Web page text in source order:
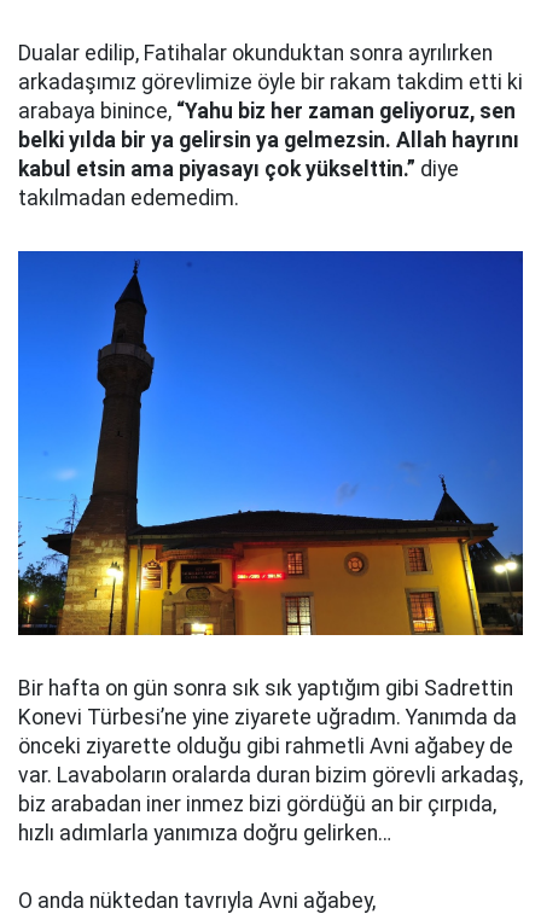
Dualar edilip, Fatihalar okunduktan sonra ayrılırken
arkadaşımız görevlimize öyle bir rakam takdim etti ki
arabaya binince, “Yahu biz her zaman geliyoruz, sen
belki yılda bir ya gelirsin ya gelmezsin. Allah hayrını
kabul etsin ama piyasayı çok yükselttin.” diye
takılmadan edemedim.
Bir hafta on gün sonra sık sık yaptığım gibi Sadrettin
Konevi Türbesi’ne yine ziyarete uğradım. Yanımda da
önceki ziyarette olduğu gibi rahmetli Avni ağabey de
var. Lavaboların oralarda duran bizim görevli arkadaş,
biz arabadan iner inmez bizi gördüğü an bir çırpıda,
hızlı adımlarla yanımıza doğru gelirken…
O anda nüktedan tavrıyla Avni ağabey,